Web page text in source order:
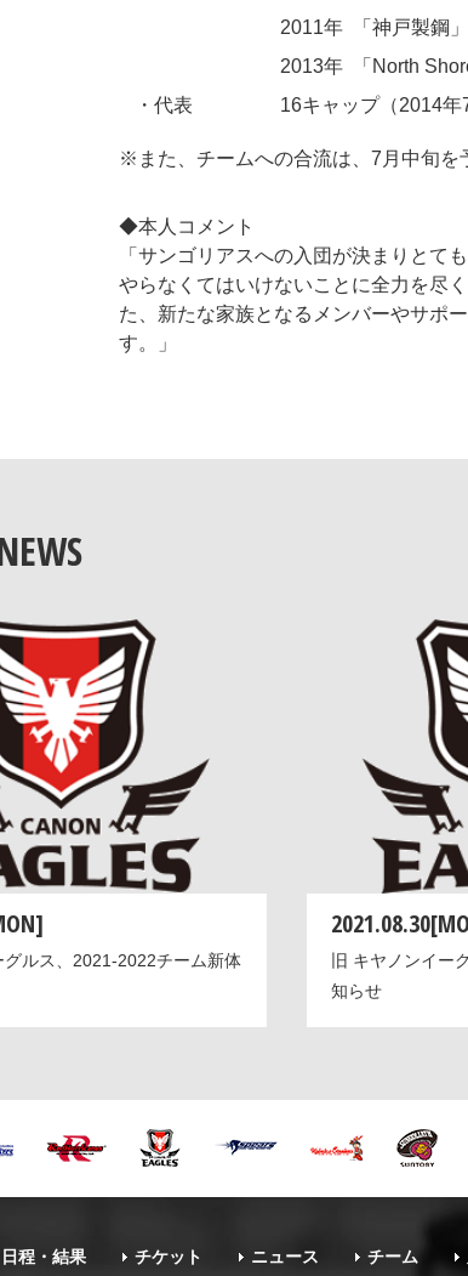
2011年
「神戸製鋼
2013年
「North
・代表
16キャップ（2014年
※また、チームへの合流は、7月中旬を
◆本人コメント
「サンゴリアスへの入団が決まりとて
やらなくてはいけないことに全力を尽
た、新たな家族となるメンバーやサポ
す。」
グルス、2021-2022チーム新体
旧 キヤノンイー
知らせ
日程・結果 チケット ニュース チーム